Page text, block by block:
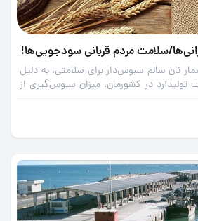
سلامت مردم قربانی سودجویی‌ها!
نان سالم سبوس‌دار برای سلامتی، به دلیل
تولیدآرد در کشورمان، میزان سبوس‌گیری از
هستند.